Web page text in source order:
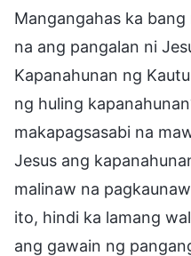
Mangangahas ka
na ang pangalan ni
Kapanahunan ng
ng huling
makapagsasabi na
Jesus ang
malinaw na
ito, hindi ka lamang
ang gawain ng